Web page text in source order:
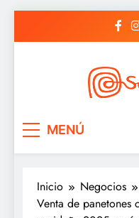
MENÚ
Inicio
Negocios
Venta de panetones